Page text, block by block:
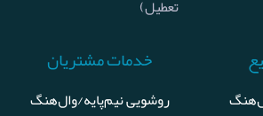
تعطیل)
خدمات مشتریان
روشویی نیم‌پایه/وال‌هنگ